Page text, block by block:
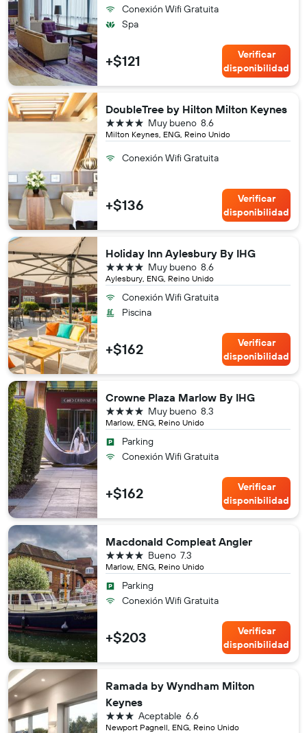
Conexión Wifi Gratuita
Spa
+$121
Verificar
disponibilidad
DoubleTree by Hilton Milton Keynes
Milton Keynes, ENG, Reino Unido
8.6
Muy bueno
4 estrellas
Conexión Wifi Gratuita
+$136
Verificar
disponibilidad
Holiday Inn Aylesbury By IHG
Aylesbury, ENG, Reino Unido
8.6
Muy bueno
4 estrellas
Conexión Wifi Gratuita
Piscina
+$162
Verificar
disponibilidad
Crowne Plaza Marlow By IHG
Marlow, ENG, Reino Unido
8.3
Muy bueno
4 estrellas
Parking
Conexión Wifi Gratuita
+$162
Verificar
disponibilidad
Macdonald Compleat Angler
Marlow, ENG, Reino Unido
7.3
Bueno
4 estrellas
Parking
Conexión Wifi Gratuita
+$203
Verificar
disponibilidad
Ramada by Wyndham Milton
Keynes
Newport Pagnell, ENG, Reino Unido
6.6
Aceptable
3 estrellas